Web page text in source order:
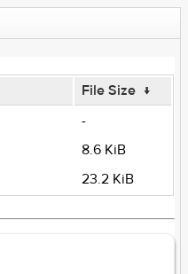
File Size ↓
-
8.6 KiB
23.2 KiB